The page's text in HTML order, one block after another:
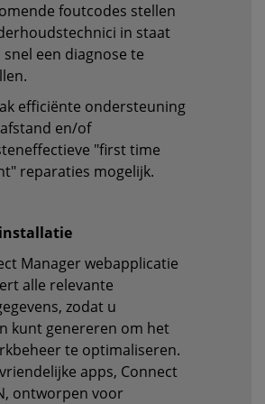
foutcodes stellen
in staat
snel een diagnose te
efficiënte ondersteuning
en/of
"first time
reparaties mogelijk.
Manager webapplicatie
alle relevante
zodat u
kunt genereren om het
te optimaliseren.
apps, Connect
ontworpen voor